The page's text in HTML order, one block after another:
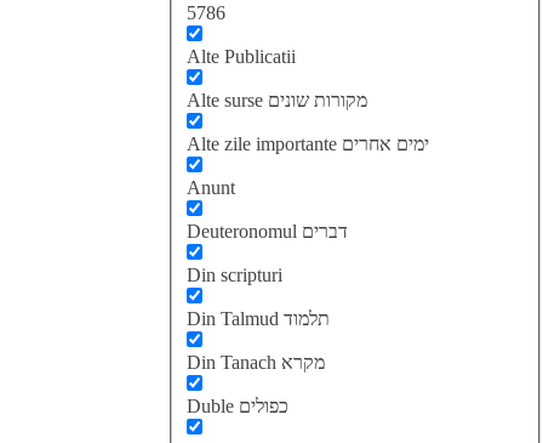
5786
Alte Publicatii
Alte surse מקורות שונים
Alte zile importante ימים אחרים
Anunt
Deuteronomul דברים
Din scripturi
Din Talmud תלמוד
Din Tanach מקרא
Duble כפולים